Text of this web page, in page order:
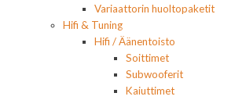
Variaattorin huoltopaketit
Hifi & Tuning
Hifi / Äänentoisto
Soittimet
Subwooferit
Kaiuttimet